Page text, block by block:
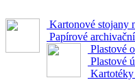
Kartonové stojany
Papírové
Plastové
Plastové